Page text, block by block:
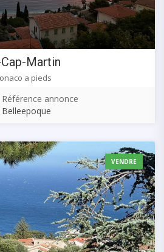
Martin
a pieds
Référence annonce
Belleepoque
VENDRE